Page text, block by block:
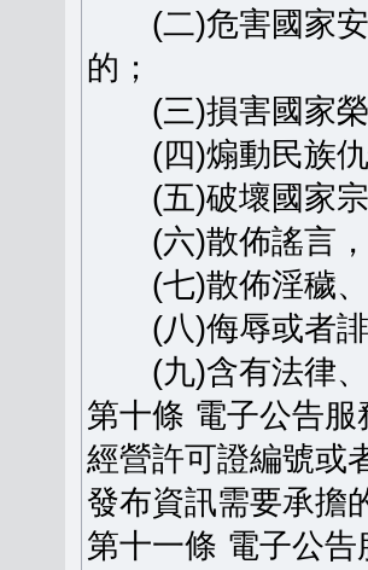
(二)危害國家安
的；
(三)損害國家榮
(四)煽動民族仇
(五)破壞國家宗
(六)散佈謠言，
(七)散佈淫穢、
(八)侮辱或者誹
(九)含有法律、
第十條 電子公告
經營許可證編號或
發布資訊需要承擔
第十一條 電子公